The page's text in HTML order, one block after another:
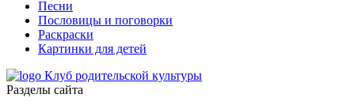
Песни
Пословицы и поговорки
Раскраски
Картинки для детей
Клуб родительской культуры
Разделы сайта